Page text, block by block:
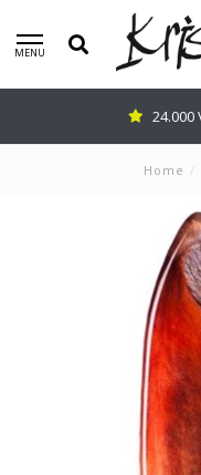
MENU
Home /